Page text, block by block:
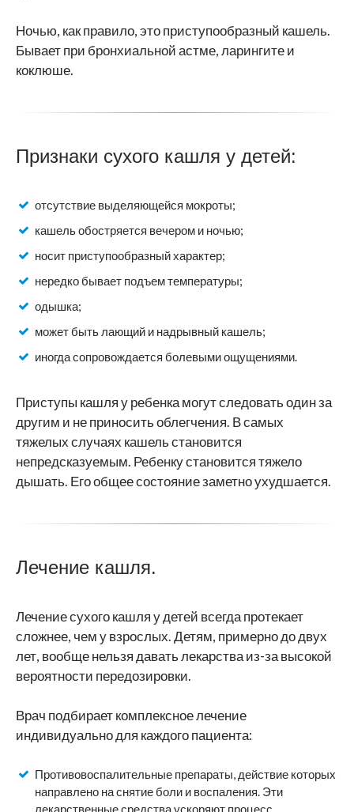
Ночью, как правило, это приступообразный кашель.
Бывает при бронхиальной астме, ларингите и
коклюше.
Признаки сухого кашля у детей:
отсутствие выделяющейся мокроты;
кашель обостряется вечером и ночью;
носит приступообразный характер;
нередко бывает подъем температуры;
одышка;
может быть лающий и надрывный кашель;
иногда сопровождается болевыми ощущениями.
Приступы кашля у ребенка могут следовать один за
другим и не приносить облегчения. В самых
тяжелых случаях кашель становится
непредсказуемым. Ребенку становится тяжело
дышать. Его общее состояние заметно ухудшается.
Лечение кашля.
Лечение сухого кашля у детей всегда протекает
сложнее, чем у взрослых. Детям, примерно до двух
лет, вообще нельзя давать лекарства из-за высокой
вероятности передозировки.
Врач подбирает комплексное лечение
индивидуально для каждого пациента:
Противовоспалительные препараты, действие которых
направлено на снятие боли и воспаления. Эти
лекарственные средства ускоряют процесс